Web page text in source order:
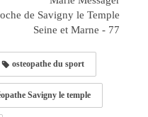
de Savigny le Temple
Seine et Marne - 77
osteopathe du sport
Savigny le temple